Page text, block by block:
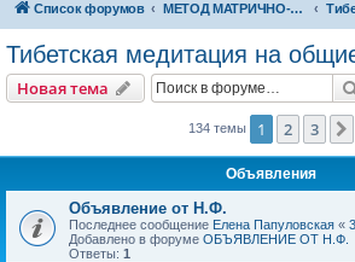
Список форумов МЕТОД МАТРИЧНО-ЯЗЫКОВОГО ТАЙ-ЧИ
Тибетская медитация на
Новая тема
134 темы 1 2 3
Объявления
Объявление от Н.Ф.
Последнее сообщение Елена Папуловская «
Добавлено в форуме ОБЪЯВЛЕНИЕ ОТ Н.Ф.
Ответы: 1